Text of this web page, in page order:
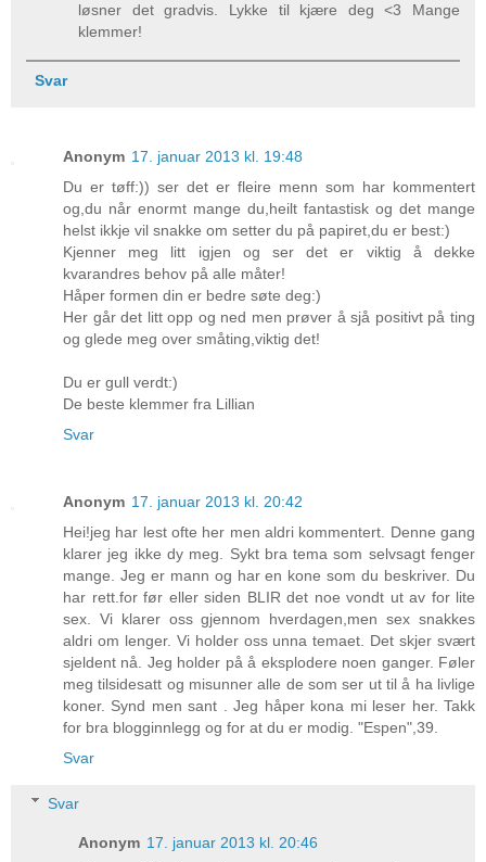
løsner det gradvis. Lykke til kjære deg <3 Mange
klemmer!
Svar
Anonym 17. januar 2013 kl. 19:48
Du er tøff:)) ser det er fleire menn som har kommentert
og,du når enormt mange du,heilt fantastisk og det mange
helst ikkje vil snakke om setter du på papiret,du er best:)
Kjenner meg litt igjen og ser det er viktig å dekke
kvarandres behov på alle måter!
Håper formen din er bedre søte deg:)
Her går det litt opp og ned men prøver å sjå positivt på ting
og glede meg over småting,viktig det!
Du er gull verdt:)
De beste klemmer fra Lillian
Svar
Anonym 17. januar 2013 kl. 20:42
Hei!jeg har lest ofte her men aldri kommentert. Denne gang
klarer jeg ikke dy meg. Sykt bra tema som selvsagt fenger
mange. Jeg er mann og har en kone som du beskriver. Du
har rett.for før eller siden BLIR det noe vondt ut av for lite
sex. Vi klarer oss gjennom hverdagen,men sex snakkes
aldri om lenger. Vi holder oss unna temaet. Det skjer svært
sjeldent nå. Jeg holder på å eksplodere noen ganger. Føler
meg tilsidesatt og misunner alle de som ser ut til å ha livlige
koner. Synd men sant . Jeg håper kona mi leser her. Takk
for bra blogginnlegg og for at du er modig. "Espen",39.
Svar
Svar
Anonym 17. januar 2013 kl. 20:46